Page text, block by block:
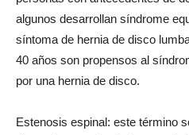
algunos desarrollan síndrome
síntoma de hernia de disco
40 años son propensos al
por una hernia de disco.
Estenosis espinal: este término